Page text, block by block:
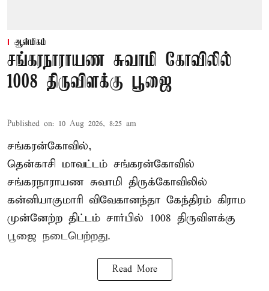
ஆன்மிகம்
சங்கரநாராயண சுவாமி கோவிலில்
1008 திருவிளக்கு பூஜை
Published on: 10 Aug 2026, 8:25 am
சங்கரன்கோவில்,
தென்காசி மாவட்டம் சங்கரன்கோவில்
சங்கரநாராயண சுவாமி திருக்கோவிலில்
கன்னியாகுமாரி விவேகானந்தா கேந்திரம் கிராம
முன்னேற்ற திட்டம் சார்பில் 1008 திருவிளக்கு
பூஜை நடைபெற்றது.
Read More